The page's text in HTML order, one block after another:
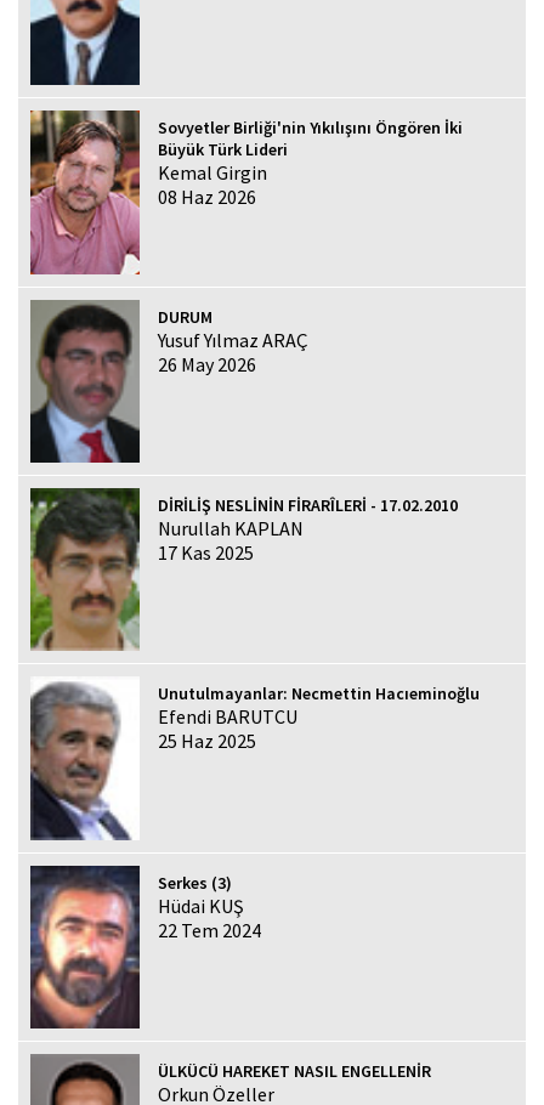
Sovyetler Birliği'nin Yıkılışını Öngören İki
Büyük Türk Lideri
Kemal Girgin
08 Haz 2026
DURUM
Yusuf Yılmaz ARAÇ
26 May 2026
DİRİLİŞ NESLİNİN FİRARÎLERİ - 17.02.2010
Nurullah KAPLAN
17 Kas 2025
Unutulmayanlar: Necmettin Hacıeminoğlu
Efendi BARUTCU
25 Haz 2025
Serkes (3)
Hüdai KUŞ
22 Tem 2024
ÜLKÜCÜ HAREKET NASIL ENGELLENİR
Orkun Özeller